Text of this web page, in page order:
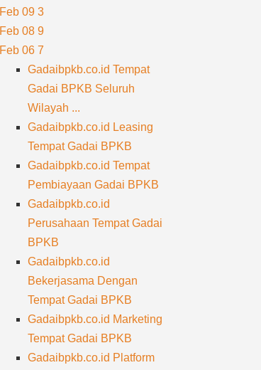
Feb 093
Feb 089
Feb 067
Gadaibpkb.co.id Tempat
Gadai BPKB Seluruh
Wilayah ...
Gadaibpkb.co.id Leasing
Tempat Gadai BPKB
Gadaibpkb.co.id Tempat
Pembiayaan Gadai BPKB
Gadaibpkb.co.id
Perusahaan Tempat Gadai
BPKB
Gadaibpkb.co.id
Bekerjasama Dengan
Tempat Gadai BPKB
Gadaibpkb.co.id Marketing
Tempat Gadai BPKB
Gadaibpkb.co.id Platform